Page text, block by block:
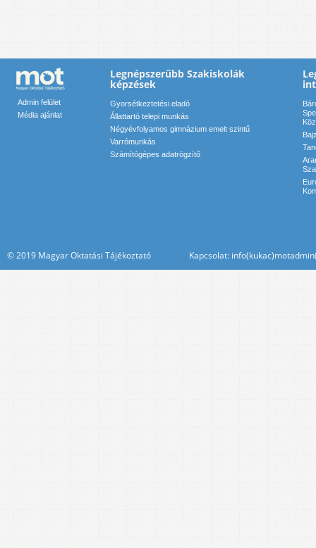
Admin felület
Média ajánlat
Legnépszerűbb Szakiskolák
képzések
Gyorsétkeztetési eladó
Állattartó telepi munkás
Négyévfolyamos gimnázium emelt szintű
Varrómunkás
Számítógépes adatrögzítő
© 2019 Magyar Oktatási Tájékoztató Kapcsolat: